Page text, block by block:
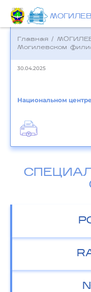
Главная /
Могилевском
30.04.2025
Национальном